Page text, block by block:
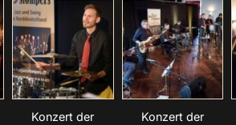
Konzert der
Konzert der